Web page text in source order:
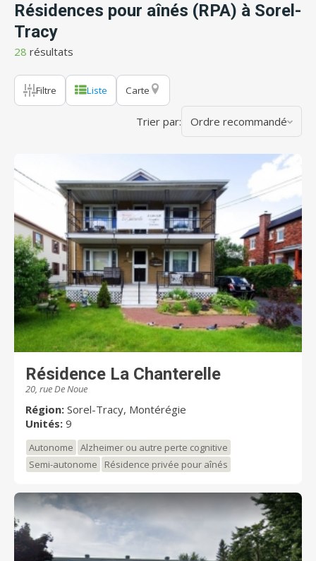
Résidences pour aînés (RPA) à Sorel-
Tracy
28 résultats
Filtre Liste Carte
Trier par: Ordre recommandé
Résidence La Chanterelle
20, rue De Noue
Région: Sorel-Tracy, Montérégie
Unités: 9
Autonome
Alzheimer ou autre perte cognitive
Semi-autonome
Résidence privée pour aînés